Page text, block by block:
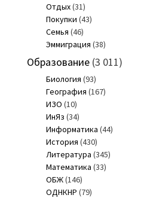
Отдых(31)
Покупки (43)
Семья (46)
Эммиграция (38)
Образование(3 011)
Биология (93)
География (167)
ИЗО (10)
ИнЯз (34)
Информатика (44)
История (430)
Литература (345)
Математика (33)
ОБЖ(146)
ОДНКНР (79)